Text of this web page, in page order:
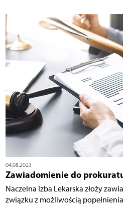
04.08.2023
Zawiadomienie do
Naczelna Izba Lekarska złoży
związku z możliwością